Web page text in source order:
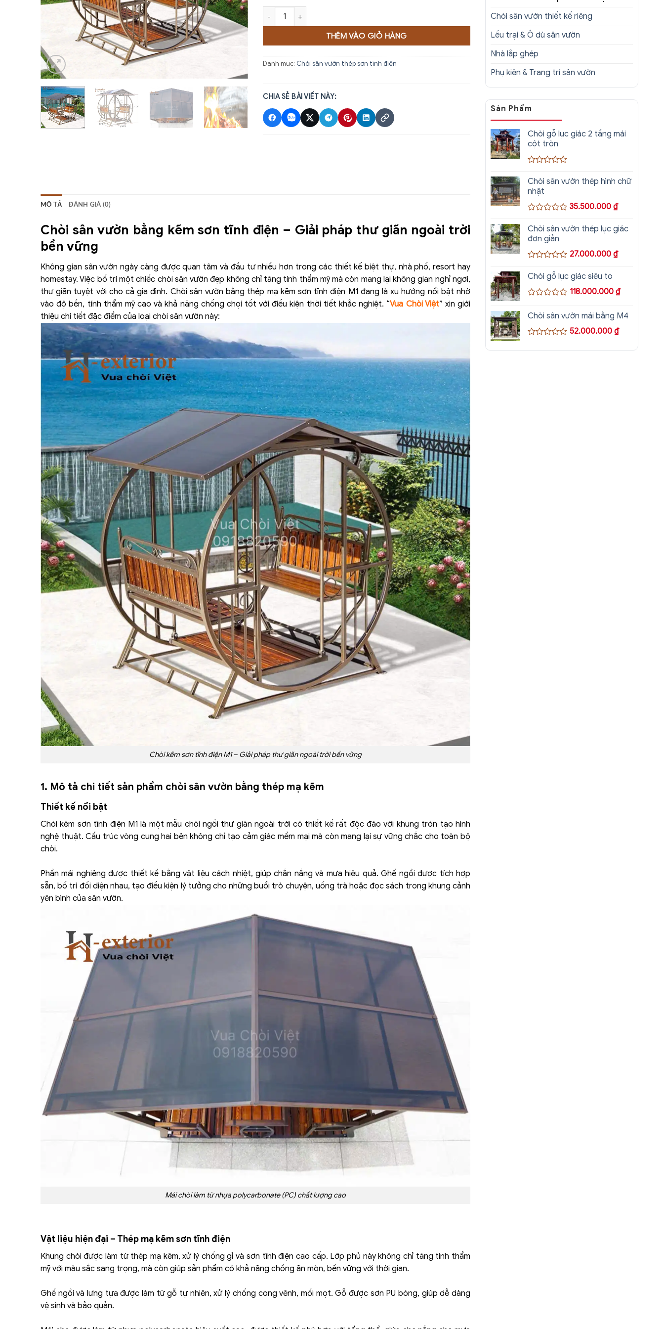
Chòi sân vườn thiết kế riêng
Lều trại & Ô dù sân vườn
Nhà lắp ghép
Phụ kiện & Trang trí sân vườn
Sản Phẩm
Chòi gỗ lục giác 2 tầng mái
cột tròn
xếp
hạng
0
5
sao
Chòi sân vườn thép hình chữ
nhật
xếp
hạng
0
5
sao
35.500.000 ₫
Chòi sân vườn thép lục giác
đơn giản
xếp
0
5
27.000.000 ₫
Chòi gỗ lục giác siêu to
xếp
hạng
0
5
118.000.000 ₫
Chòi sân vườn mái bằng M4
xếp
52.000.000 ₫
Chòi kẽm sơn tĩnh điện M1 số lượng
THÊM VÀO GIỎ HÀNG
Danh mục: Chòi sân vườn thép sơn tĩnh điện
CHIA SẺ BÀI VIẾT NÀY:
MÔ TẢ ĐÁNH GIÁ (0)
Chòi sân vườn bằng kẽm sơn tĩnh điện – Giải pháp thư giãn ngoài trời
bền vững
Không gian sân vườn ngày càng được quan tâm và đầu tư nhiều hơn trong các thiết kế biệt thự, nhà phố, resort hay
homestay. Việc bố trí một chiếc chòi sân vườn đẹp không chỉ tăng tính thẩm mỹ mà còn mang lại không gian nghỉ ngơi,
thư giãn tuyệt vời cho cả gia đình. Chòi sân vườn bằng thép mạ kẽm sơn tĩnh điện M1 đang là xu hướng nổi bật nhờ
vào độ bền, tính thẩm mỹ cao và khả năng chống chọi tốt với điều kiện thời tiết khắc nghiệt. “Vua Chòi Việt” xin giới
thiệu chi tiết đặc điểm của loại chòi sân vườn này:
Chòi kẽm sơn tĩnh điện M1 – Giải pháp thư giãn ngoài trời bền vững
1. Mô tả chi tiết sản phẩm chòi sân vườn bằng thép mạ kẽm
Thiết kế nổi bật
Chòikẽm sơn tĩnh điện M1 là một mẫu chòi ngồi thư giãn ngoài trời có thiết kế rất độc đáo với khung tròn tạo hình
nghệ thuật. Cấu trúc vòng cung hai bên không chỉ tạo cảm giác mềm mại mà còn mang lại sự vững chắc cho toàn bộ
chòi.
Phần mái nghiêng được thiết kế bằng vật liệu cách nhiệt, giúp chắn nắng và mưa hiệu quả. Ghế ngồi được tích hợp
sẵn, bố trí đối diện nhau, tạo điều kiện lý tưởng cho những buổi trò chuyện, uống trà hoặc đọc sách trong khung cảnh
yên bình của sân vườn.
Mái chòi làm từ nhựa polycarbonate (PC) chất lượng cao
Vật liệu hiện đại – Thép mạ kẽm sơn tĩnh điện
Khung chòi được làm từ thép mạ kẽm, xử lý chống gỉ và sơn tĩnh điện cao cấp. Lớp phủ này không chỉ tăng tính thẩm
mỹ với màu sắc sang trọng, mà còn giúp sản phẩm có khả năng chống ăn mòn, bền vững với thời gian.
Ghế ngồi và lưng tựa được làm từ gỗ tự nhiên, xử lý chống cong vênh, mối mọt. Gỗ được sơn PU bóng, giúp dễ dàng
vệ sinh và bảo quản.